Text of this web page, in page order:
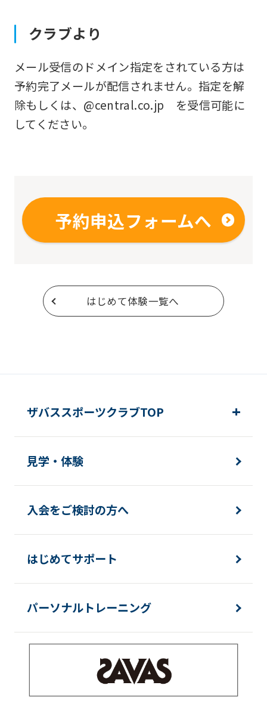
クラブより
メール受信のドメイン指定をされている方は
予約完了メールが配信されません。指定を解
除もしくは、@central.co.jp を受信可能に
してください。
予約申込フォームへ
はじめて体験一覧へ
ザバススポーツクラブTOP
見学・体験
入会をご検討の方へ
はじめてサポート
パーソナルトレーニング